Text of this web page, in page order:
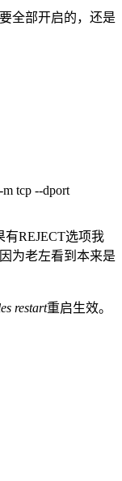
全部开启的，还是
tcp --dport
REJECT选项我
为老左看到本来是
restart重启生效。